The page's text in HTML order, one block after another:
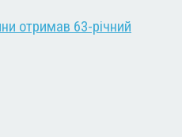
отримав 63-річний